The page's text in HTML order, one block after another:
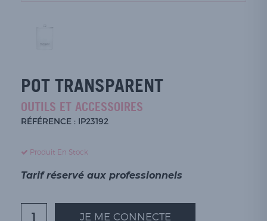
POT TRANSPARENT
OUTILS ET ACCESSOIRES
RÉFÉRENCE : IP23192
Produit En Stock
Tarif réservé aux professionnels
JE ME CONNECTE